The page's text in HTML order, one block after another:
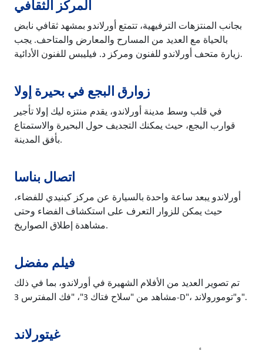
المركز الثقافي
بجانب المنتزهات الترفيهية، تتمتع أورلاندو بمشهد ثقافي نابض
بالحياة مع العديد من المسارح والمعارض والمتاحف. يجب
زيارة متحف أورلاندو للفنون ومركز د. فيليبس للفنون الأدائية.
زوارق البجع في بحيرة إولا
في قلب وسط مدينة أورلاندو، يقدم منتزه ليك إولا تأجير
قوارب البجع، حيث يمكنك التجديف حول البحيرة والاستمتاع
بأفق المدينة.
اتصال بناسا
أورلاندو يبعد ساعة واحدة بالسيارة عن مركز كينيدي للفضاء،
حيث يمكن للزوار التعرف على استكشاف الفضاء وحتى
مشاهدة إطلاق الصواريخ.
فيلم مفضل
تم تصوير العديد من الأفلام الشهيرة في أورلاندو، بما في ذلك
مشاهد من "سلاح فتاك 3"، "فك المفترس 3-D"، و"تومورولاند".
غيتورلاند